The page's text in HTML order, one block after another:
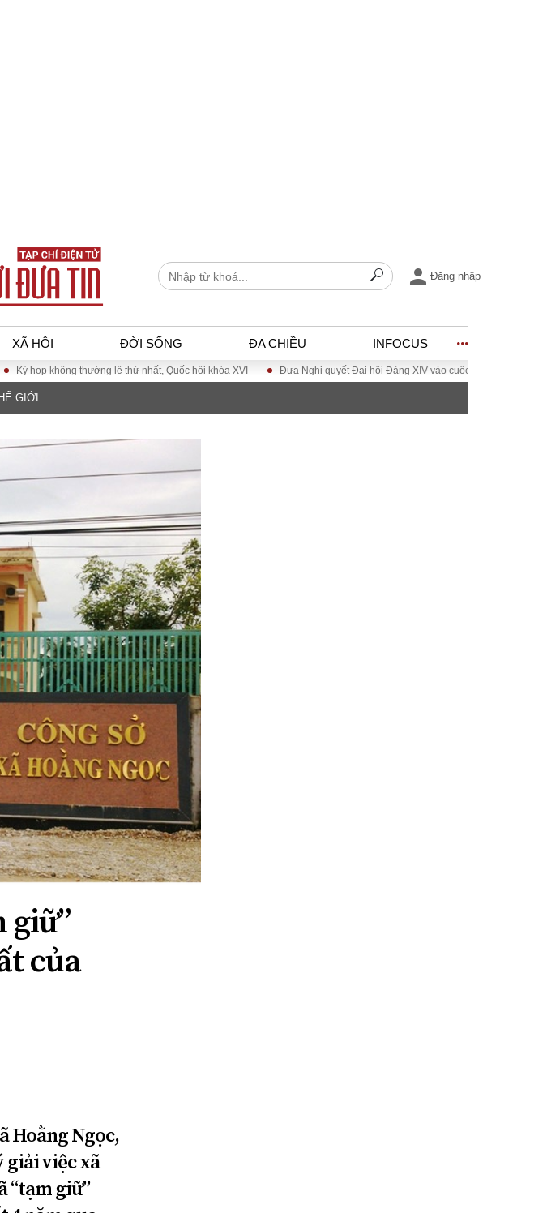
Đăng nhập
XÃ HỘI ĐỜI SỐNG ĐA CHIỀU INFOCUS
Ngân
thị
và dư
Văn hoá
Giao thông – Đô thị
không thường lệ thứ nhất, Quốc hội khóa XVI Đưa Nghị quyết Đại hội Đảng XIV vào cuộc sống
GIỚI
giữ”
của
Hoằng Ngọc,
giải việc xã
“tạm giữ”